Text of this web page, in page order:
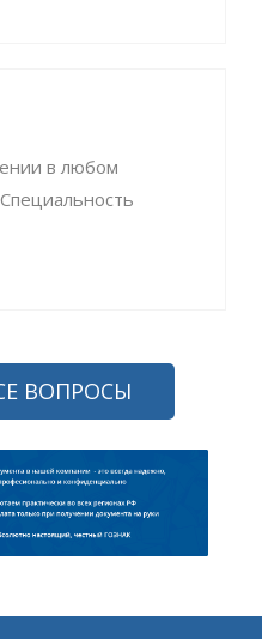
в любом
ВОПРОСЫ